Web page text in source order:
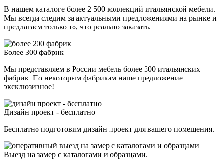
В нашем каталоге более 2 500 коллекций итальянской мебели.
Мы всегда следим за актуальными предложениями на рынке и
предлагаем только то, что реально заказать.
Более 300 фабрик
Мы представляем в России мебель более 300 итальянских
фабрик. По некоторым фабрикам наше предложение
эксклюзивное!
Дизайн проект - бесплатно
Бесплатно подготовим дизайн проект для вашего помещения.
Выезд на замер с каталогами и образцами.